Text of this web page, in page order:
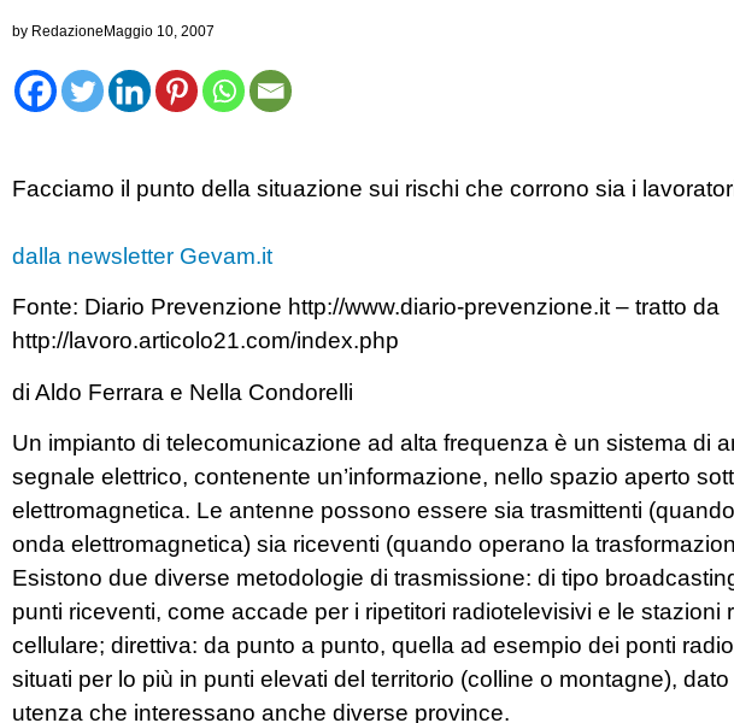
by Redazione Maggio 10, 2007
Facciamo il punto della situazione sui rischi che corrono sia i
dalla newsletter Gevam.it
Fonte: Diario Prevenzione http://www.diario-prevenzione.it – tratto da
http://lavoro.articolo21.com/index.php
di Aldo Ferrara e Nella Condorelli
Un impianto di telecomunicazione ad alta frequenza è un sistema di
segnale elettrico, contenente un’informazione, nello spazio aperto
elettromagnetica. Le antenne possono essere sia trasmittenti
onda elettromagnetica) sia riceventi (quando operano la
Esistono due diverse metodologie di trasmissione: di tipo
punti riceventi, come accade per i ripetitori radiotelevisivi e le stazioni
cellulare; direttiva: da punto a punto, quella ad esempio dei ponti
situati per lo più in punti elevati del territorio (colline o montagne),
utenza che interessano anche diverse province.